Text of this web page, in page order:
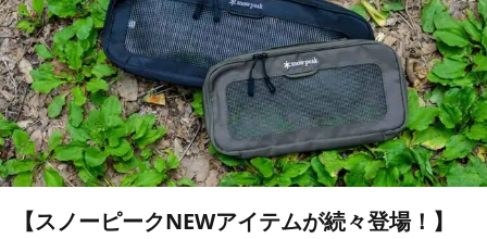
【スノーピークNEWアイテムが続々登場！】